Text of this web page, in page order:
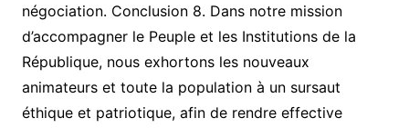
négociation. Conclusion 8. Dans notre mission
d’accompagner le Peuple et les Institutions de la
République, nous exhortons les nouveaux
animateurs et toute la population à un sursaut
éthique et patriotique, afin de rendre effective